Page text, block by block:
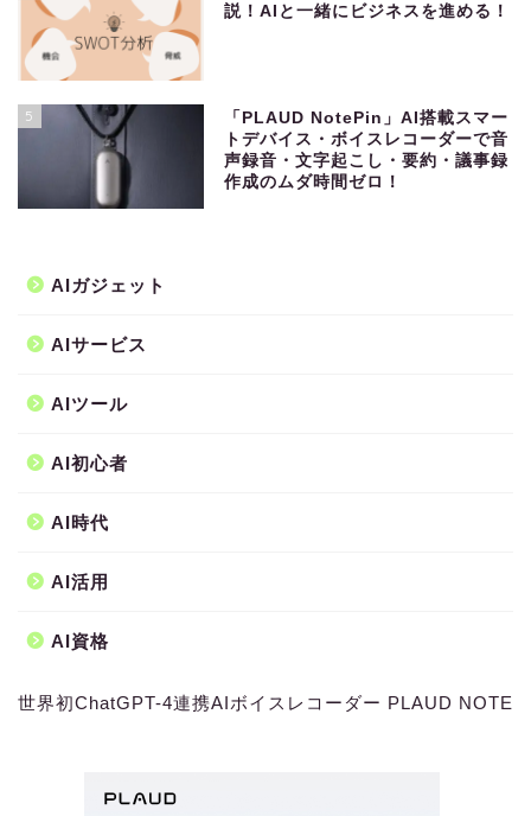
説！AIと一緒にビジネスを進める！
5
「PLAUD NotePin」AI搭載スマー
トデバイス・ボイスレコーダーで音
声録音・文字起こし・要約・議事録
作成のムダ時間ゼロ！
AIガジェット
AIサービス
AIツール
AI初心者
AI時代
AI活用
AI資格
世界初ChatGPT-4連携AIボイスレコーダー PLAUD NOTE